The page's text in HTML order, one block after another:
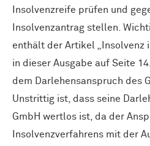
Insolvenzreife prüfen und
Insolvenzantrag stellen.
enthält der Artikel „Insolvenz
in dieser Ausgabe auf Seite
dem Darlehensanspruch des
Unstrittig ist, dass seine
GmbH wertlos ist, da der
Insolvenzverfahrens mit der